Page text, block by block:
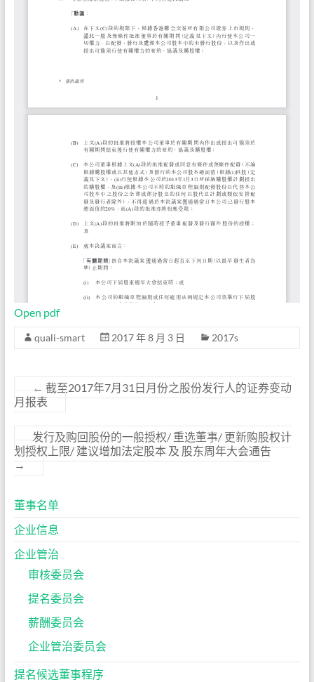
Open pdf
quali-smart 2017 年 8 月 3 日 2017s
← 截至2017年7月31日月份之股份发行人的证券变动
月报表
发行及购回股份的一般授权/ 重选董事/ 更新购股权计
划授权上限/ 建议增加法定股本 及 股东周年大会通告
→
董事名单
企业信息
企业管治
审核委员会
提名委员会
薪酬委员会
企业管治委员会
提名候选董事程序